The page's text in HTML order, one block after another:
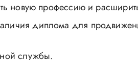
новую профессию и
диплома для
службы.